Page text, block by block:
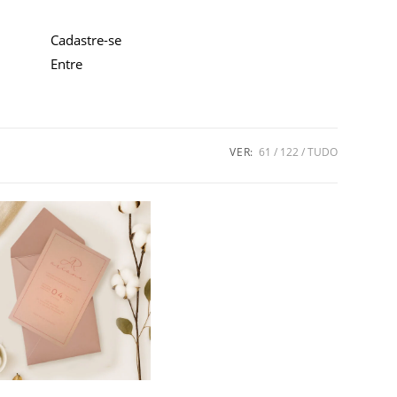
Cadastre-se
Entre
VER: 61 122 TUDO